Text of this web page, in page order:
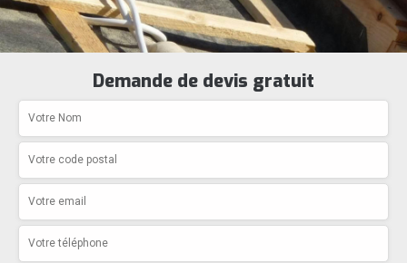
Demande de devis gratuit